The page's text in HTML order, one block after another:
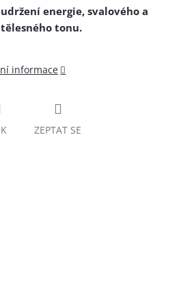
udržení energie, svalového a
tělesného tonu.
informace
ZEPTAT SE